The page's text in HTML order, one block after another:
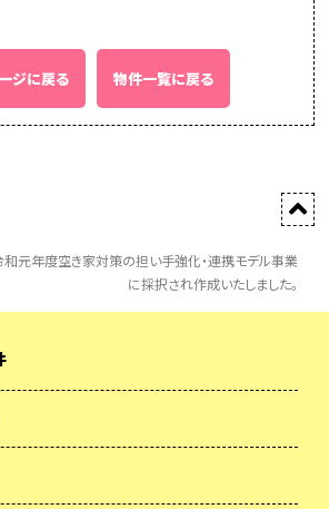
ジに戻る 物件一覧に戻る
元年度空き家対策の担い手強化・連携モデル事業
に採択され作成いたしました。